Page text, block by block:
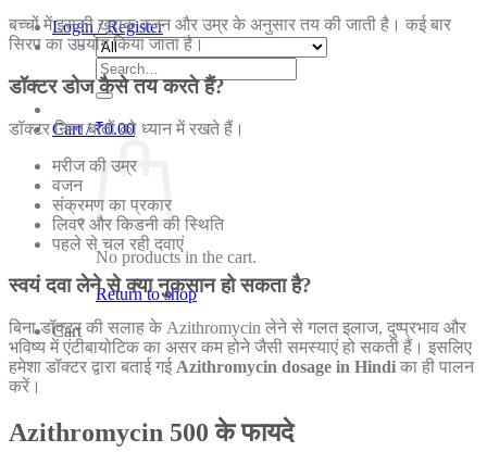
Login / Register
Search
for:
Cart /₹0.00
No products in the cart.
Return to shop
Cart
बच्चों में इसकी खुराक वजन और उम्र के अनुसार तय की जाती है। कई बार
सिरप का उपयोग किया जाता है।
डॉक्टर डोज कैसे तय करते हैं?
डॉक्टर निम्न बातों को ध्यान में रखते हैं।
मरीज की उम्र
वजन
संक्रमण का प्रकार
लिवर और किडनी की स्थिति
पहले से चल रही दवाएं
स्वयं दवा लेने से क्या नुकसान हो सकता है?
बिना डॉक्टर की सलाह के Azithromycin लेने से गलत इलाज, दुष्प्रभाव और
भविष्य में एंटीबायोटिक का असर कम होने जैसी समस्याएं हो सकती हैं। इसलिए
हमेशा डॉक्टर द्वारा बताई गई Azithromycin dosage in Hindi का ही पालन
करें।
Azithromycin 500 के फायदे